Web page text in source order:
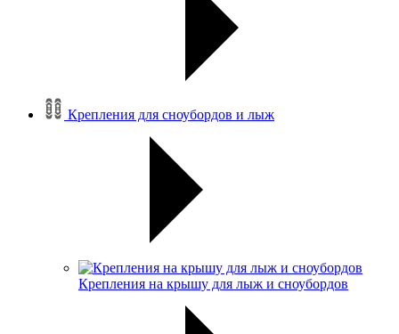
Крепления для сноубордов и лыж
Крепления на крышу для лыж и сноубордов